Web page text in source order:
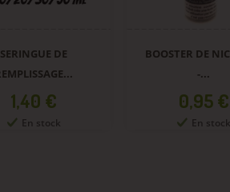
BOOSTER DE NICOTINE
-...
Prix
0,95 €
En stock
BASE 70/30
Prix
En